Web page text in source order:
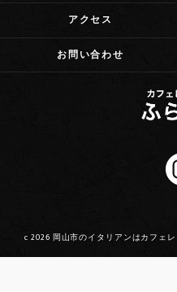
アクセス
お問い合わせ
c 2026 岡山市のイタリアンはカフェレ